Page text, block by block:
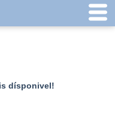
dísponivel!